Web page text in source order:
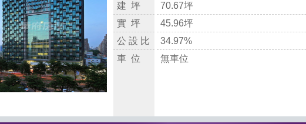
建 坪
實 坪
公 設 比
車 位
70.67坪
45.96坪
34.97%
無車位